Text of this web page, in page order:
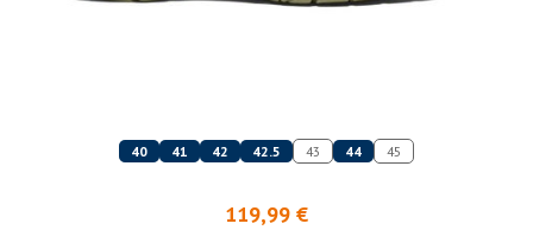
40 41 42 42.5 43 44 45
119,99 €